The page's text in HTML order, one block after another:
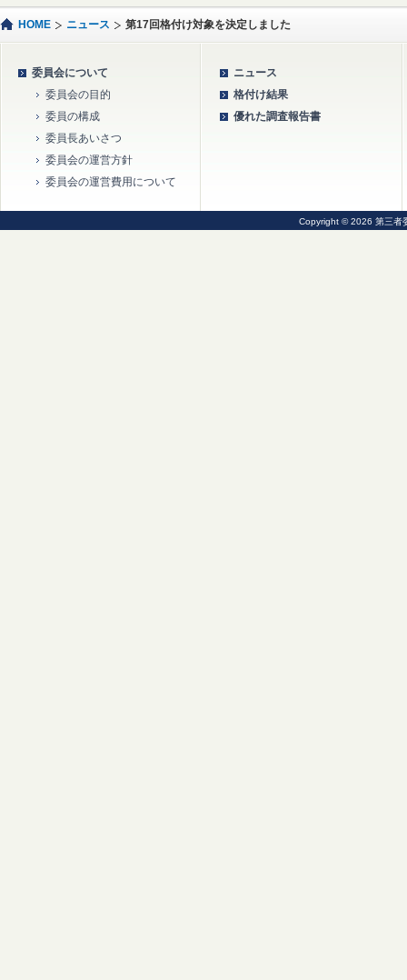
HOME ニュース 第17回格付け対象を決定しました
委員会について
委員会の目的
委員の構成
委員長あいさつ
委員会の運営方針
委員会の運営費用について
ニュース
格付け結果
優れた調査報告書
Copyright © 2026 第三者